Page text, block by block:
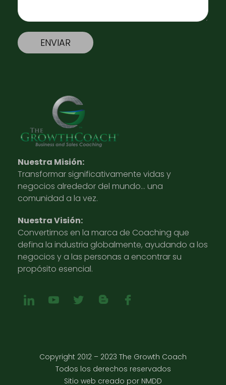
Nuestra Misión:
Transformar significativamente vidas y
negocios alrededor del mundo… una
comunidad a la vez.
Nuestra Visión:
Convertirnos en la marca de Coaching que
defina la industria globalmente, ayudando a los
negocios y a las personas a encontrar su
propósito esencial.
Copyright 2012 – 2023 The Growth Coach
Todos los derechos reservados
Sitio web creado por NMDD